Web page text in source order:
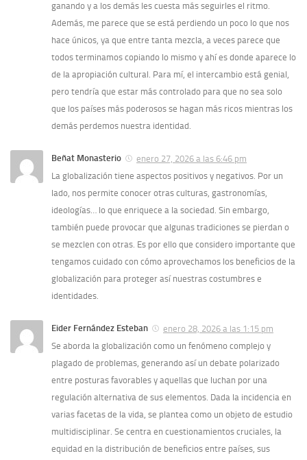
ganando y a los demás les cuesta más seguirles el ritmo.
Además, me parece que se está perdiendo un poco lo que nos
hace únicos, ya que entre tanta mezcla, a veces parece que
todos terminamos copiando lo mismo y ahí es donde aparece lo
de la apropiación cultural. Para mí, el intercambio está genial,
pero tendría que estar más controlado para que no sea solo
que los países más poderosos se hagan más ricos mientras los
demás perdemos nuestra identidad.
Beñat Monasterio
enero 27, 2026 a las 6:46 pm
La globalización tiene aspectos positivos y negativos. Por un
lado, nos permite conocer otras culturas, gastronomías,
ideologías… lo que enriquece a la sociedad. Sin embargo,
también puede provocar que algunas tradiciones se pierdan o
se mezclen con otras. Es por ello que considero importante que
tengamos cuidado con cómo aprovechamos los beneficios de la
globalización para proteger así nuestras costumbres e
identidades.
Eider Fernández Esteban
enero 28, 2026 a las 1:15 pm
Se aborda la globalización como un fenómeno complejo y
plagado de problemas, generando así un debate polarizado
entre posturas favorables y aquellas que luchan por una
regulación alternativa de sus elementos. Dada la incidencia en
varias facetas de la vida, se plantea como un objeto de estudio
multidisciplinar. Se centra en cuestionamientos cruciales, la
equidad en la distribución de beneficios entre países, sus